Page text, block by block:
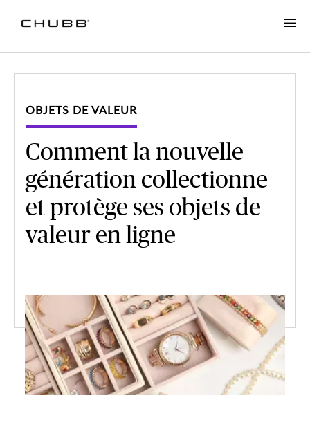
OBJETS DE VALEUR
Comment la nouvelle
génération collectionne
et protège ses objets de
valeur en ligne